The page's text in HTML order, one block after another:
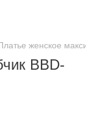
женское
BBD-